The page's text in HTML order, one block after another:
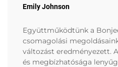
Emily Johnson
Együttműködtünk a
csomagolási
változást eredményezett.
és megbízhatósága